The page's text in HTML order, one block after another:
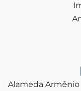
Alameda Armênio